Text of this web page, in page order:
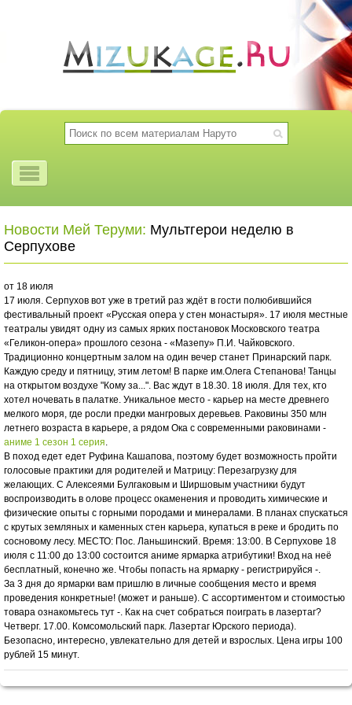
Новости Мей Теруми: Мультгерои неделю в
Серпухове
от 18 июля
17 июля. Серпухов вот уже в третий раз ждёт в гости полюбившийся
фестивальный проект «Русская опера у стен монастыря». 17 июля местные
театралы увидят одну из самых ярких постановок Московского театра
«Геликон-опера» прошлого сезона - «Мазепу» П.И. Чайковского.
Традиционно концертным залом на один вечер станет Принарский парк.
Каждую среду и пятницу, этим летом! В парке им.Олега Степанова! Танцы
на открытом воздухе "Кому за...". Вас ждут в 18.30. 18 июля. Для тех, кто
хотел ночевать в палатке. Уникальное место - карьер на месте древнего
мелкого моря, где росли предки мангровых деревьев. Раковины 350 млн
летнего возраста в карьере, а рядом Ока с современными раковинами -
аниме 1 сезон 1 серия.
В поход едет едет Руфина Кашапова, поэтому будет возможность пройти
голосовые практики для родителей и Матрицу: Перезагрузку для
желающих. С Алексеями Булгаковым и Ширшовым участники будут
воспроизводить в олове процесс окаменения и проводить химические и
физические опыты с горными породами и минералами. В планах спускаться
с крутых земляных и каменных стен карьера, купаться в реке и бродить по
сосновому лесу. МЕСТО: Пос. Ланьшинский. Время: 13:00. В Серпухове 18
июля с 11:00 до 13:00 состоится аниме ярмарка атрибутики! Вход на неё
бесплатный, конечно же. Чтобы попасть на ярмарку - регистрируйся -.
За 3 дня до ярмарки вам пришлю в личные сообщения место и время
проведения конкретные! (может и раньше). С ассортиментом и стоимостью
товара ознакомьтесь тут -. Как на счет собраться поиграть в лазертаг?
Четверг. 17.00. Комсомольский парк. Лазертаг Юрского периода).
Безопасно, интересно, увлекательно для детей и взрослых. Цена игры 100
рублей 15 минут.